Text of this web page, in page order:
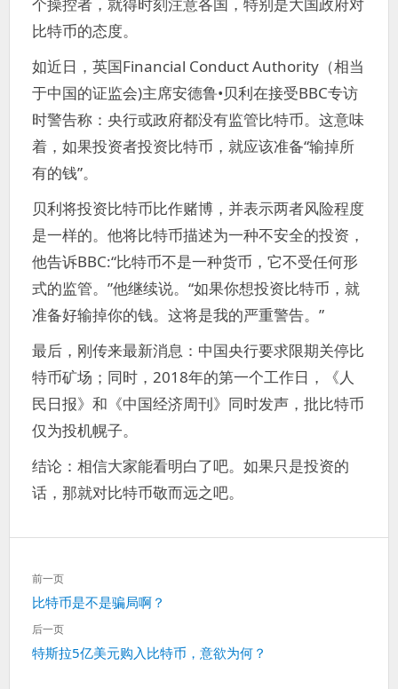
比特币的态度。
如近日，英国Financial Conduct Authority（相当
于中国的证监会)主席安德鲁•贝利在接受BBC专访
时警告称：央行或政府都没有监管比特币。这意味
着，如果投资者投资比特币，就应该准备“输掉所
有的钱”。
贝利将投资比特币比作赌博，并表示两者风险程度
是一样的。他将比特币描述为一种不安全的投资，
他告诉BBC:“比特币不是一种货币，它不受任何形
式的监管。”他继续说。“如果你想投资比特币，就
准备好输掉你的钱。这将是我的严重警告。”
最后，刚传来最新消息：中国央行要求限期关停比
特币矿场；同时，2018年的第一个工作日，《人
民日报》和《中国经济周刊》同时发声，批比特币
仅为投机幌子。
结论：相信大家能看明白了吧。如果只是投资的
话，那就对比特币敬而远之吧。
文
章
导
航
前一页
上
一
比特币是不是骗局啊？
后一页
下
特斯拉5亿美元购入比特币，意欲为何？